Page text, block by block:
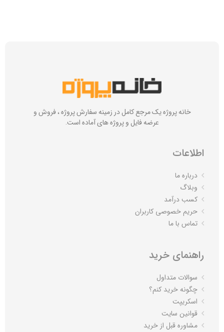
خانه پروژه یک مرجع کامل در زمینه سفارش پروژه ، فروش و
عرضه فایل و پروژه های آماده است.
اطلاعات
درباره ما
وبلاگ
کسب درآمد
حریم خصوصی کاربران
تماس با ما
راهنمای خرید
سوالات متداول
چگونه خرید کنم؟
اسکریپت
قوانین سایت
مشاوره قبل از خرید